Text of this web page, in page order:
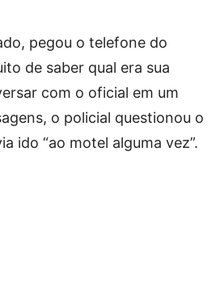
pegou o telefone do
de saber qual era sua
com o oficial em um
o policial questionou o
ido “ao motel alguma vez”.